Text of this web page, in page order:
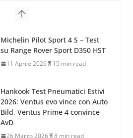
Azoto
26 Marzo 2025 2 min read
Hankook Test Pneumatici Estivi
2026: Ventus evo vince con Auto
Bild, Ventus Prime 4 convince
Test Gomme 2026 Tyre Reviews:
i Migliori pneumatici estivi
sportivi a confronto